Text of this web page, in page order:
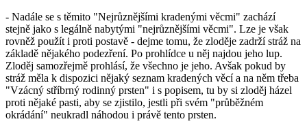
- Nadále se s těmito "Nejrůznějšími kradenými věcmi" zachází
stejně jako s legálně nabytými "nejrůznějšími věcmi". Lze je však
rovněž použít i proti postavě - dejme tomu, že zloděje zadrží stráž na
základě nějakého podezření. Po prohlídce u něj najdou jeho lup.
Zloděj samozřejmě prohlásí, že všechno je jeho. Avšak pokud by
stráž měla k dispozici nějaký seznam kradených věcí a na něm třeba
"Vzácný stříbrný rodinný prsten" i s popisem, tu by si zloděj házel
proti nějaké pasti, aby se zjistilo, jestli při svém "průběžném
okrádání" neukradl náhodou i právě tento prsten.